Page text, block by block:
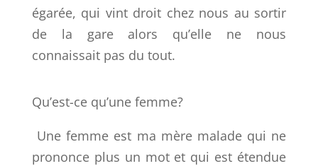
égarée, qui vint droit chez nous au sortir
de la gare alors qu’elle ne nous
connaissait pas du tout.
Qu’est-ce qu’une femme?
Une femme est ma mère malade qui ne
prononce plus un mot et qui est étendue